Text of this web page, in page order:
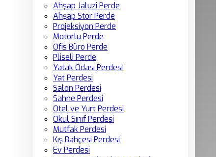
Ahşap Jaluzi Perde
Ahşap Stor Perde
Projeksiyon Perde
Motorlu Perde
Ofis Büro Perde
Pliseli Perde
Yatak Odası Perdesi
Yat Perdesi
Salon Perdesi
Sahne Perdesi
Otel ve Yurt Perdesi
Okul Sınıf Perdesi
Mutfak Perdesi
Kış Bahçesi Perdesi
Ev Perdesi